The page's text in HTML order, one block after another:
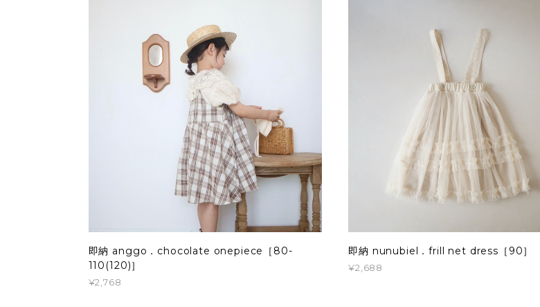
即納 anggo．chocolate onepiece［80-
110(120)］
¥2,768
即納 nunubiel．frill net dress［90］
¥2,688